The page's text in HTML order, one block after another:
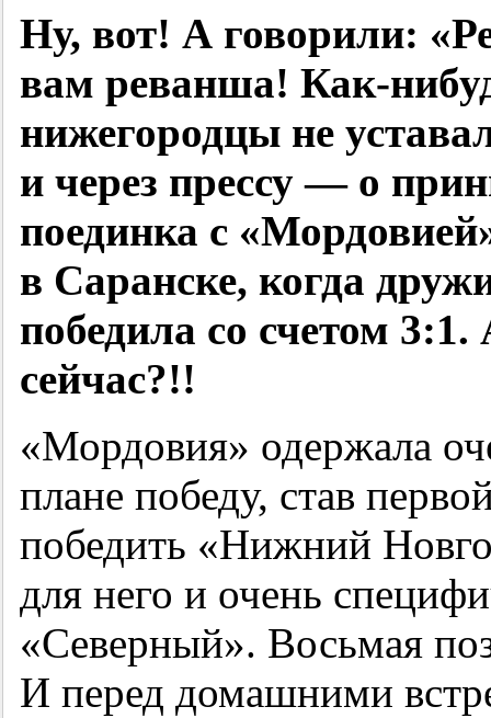
Ну, вот! А говорили:
вам реванша! Как-
нижегородцы не
и через прессу — о
поединка с
в Саранске, когда
победила со счетом
сейчас?!!
«Мордовия» одержала
плане победу, став
победить «Нижний
для него и очень
«Северный». Восьмая
И перед домашними